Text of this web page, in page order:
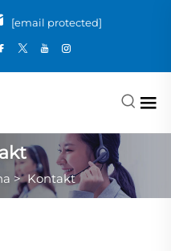
[email protected]
>Kontakt